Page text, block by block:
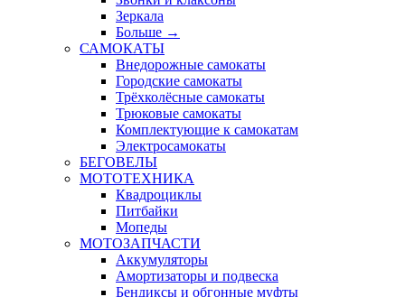
Зеркала
Больше →
САМОКАТЫ
Внедорожные самокаты
Городские самокаты
Трёхколёсные самокаты
Трюковые самокаты
Комплектующие к самокатам
Электросамокаты
БЕГОВЕЛЫ
МОТОТЕХНИКА
Квадроциклы
Питбайки
Мопеды
МОТОЗАПЧАСТИ
Аккумуляторы
Амортизаторы и подвеска
Бендиксы и обгонные муфты